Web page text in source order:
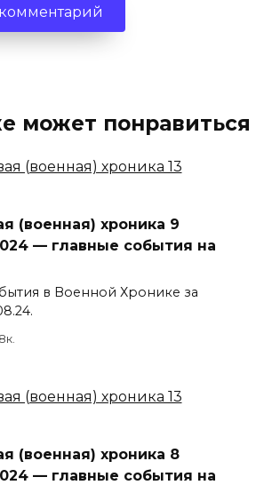
может понравиться
(военная) хроника 9
— главные события на
в Военной Хронике за
(военная) хроника 8
— главные события на